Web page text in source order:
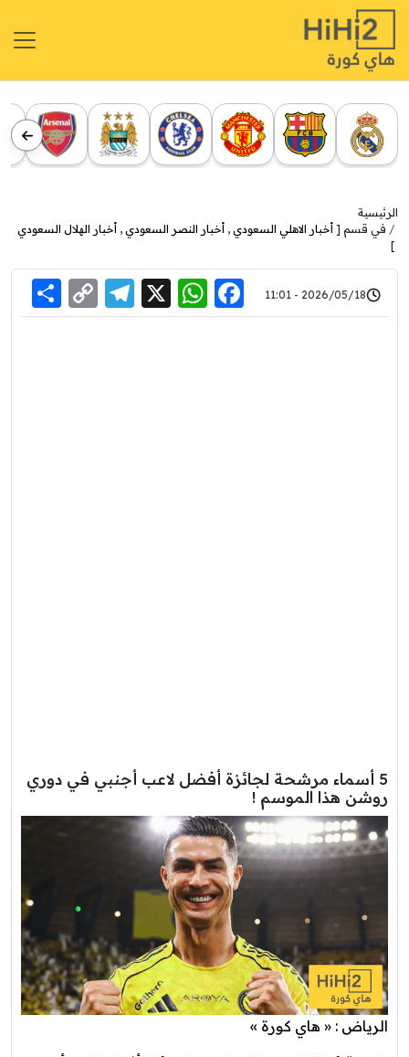
الرئيسية
في قسم [ أخبار الاهلي السعودي , أخبار النصر السعودي , أخبار الهلال السعودي
]
2026/05/18 - 11:01
Facebook
WhatsApp
X
Link
5 أسماء مرشحة لجائزة أفضل لاعب أجنبي في دوري
روشن هذا الموسم !
الرياض : « هاي كورة »